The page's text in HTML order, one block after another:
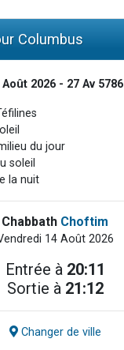
Columbus
Août 2026 - 27 Av 5786
du jour
soleil
la nuit
Chabbath Choftim
14 Août 2026
Entrée à 20:11
Sortie à 21:12
Changer de ville